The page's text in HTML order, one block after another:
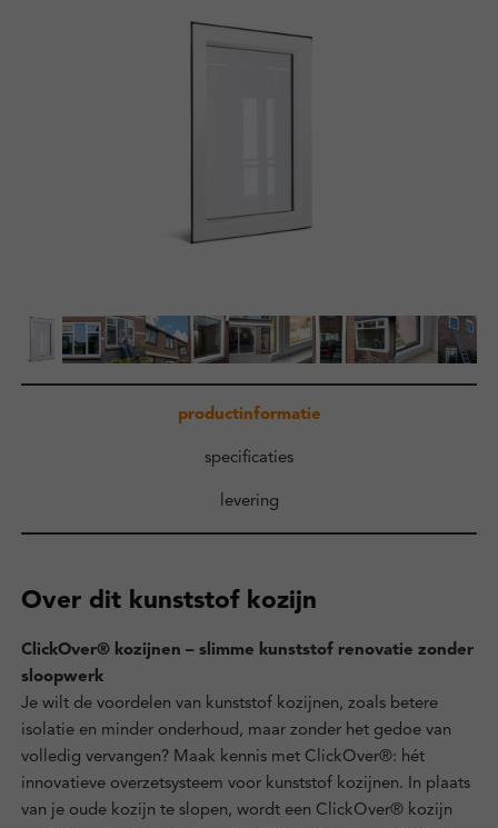
Inloggen
productinformatie
specificaties
levering
Over dit kunststof kozijn
ClickOver® kozijnen – slimme kunststof renovatie zonder
sloopwerk
Je wilt de voordelen van kunststof kozijnen, zoals betere
isolatie en minder onderhoud, maar zonder het gedoe van
volledig vervangen? Maak kennis met ClickOver®: hét
innovatieve overzetsysteem voor kunststof kozijnen. In plaats
van je oude kozijn te slopen, wordt een ClickOver® kozijn